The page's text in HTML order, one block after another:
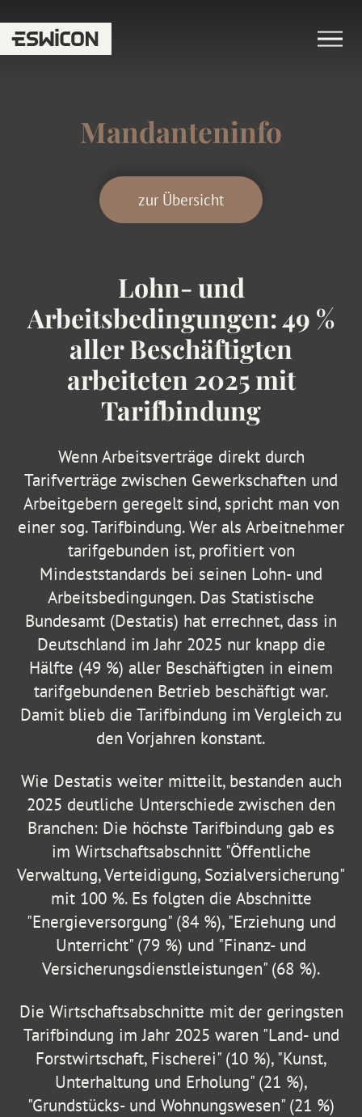
Mandanteninfo
zur Übersicht
Lohn- und
Arbeitsbedingungen: 49 %
aller Beschäftigten
arbeiteten 2025 mit
Tarifbindung
Wenn Arbeitsverträge direkt durch
Tarifverträge zwischen Gewerkschaften und
Arbeitgebern geregelt sind, spricht man von
einer sog. Tarifbindung. Wer als Arbeitnehmer
tarifgebunden ist, profitiert von
Mindeststandards bei seinen Lohn- und
Arbeitsbedingungen. Das Statistische
Bundesamt (Destatis) hat errechnet, dass in
Deutschland im Jahr 2025 nur knapp die
Hälfte (49 %) aller Beschäftigten in einem
tarifgebundenen Betrieb beschäftigt war.
Damit blieb die Tarifbindung im Vergleich zu
den Vorjahren konstant.
Wie Destatis weiter mitteilt, bestanden auch
2025 deutliche Unterschiede zwischen den
Branchen: Die höchste Tarifbindung gab es
im Wirtschaftsabschnitt "Öffentliche
Verwaltung, Verteidigung, Sozialversicherung"
mit 100 %. Es folgten die Abschnitte
"Energieversorgung" (84 %), "Erziehung und
Unterricht" (79 %) und "Finanz- und
Versicherungsdienstleistungen" (68 %).
Die Wirtschaftsabschnitte mit der geringsten
Tarifbindung im Jahr 2025 waren "Land- und
Forstwirtschaft, Fischerei" (10 %), "Kunst,
Unterhaltung und Erholung" (21 %),
"Grundstücks- und Wohnungswesen" (21 %)